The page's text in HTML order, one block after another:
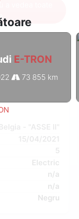
E-TRON
73 855 km
vedea toate
Electric
n/a
n/a
Negru